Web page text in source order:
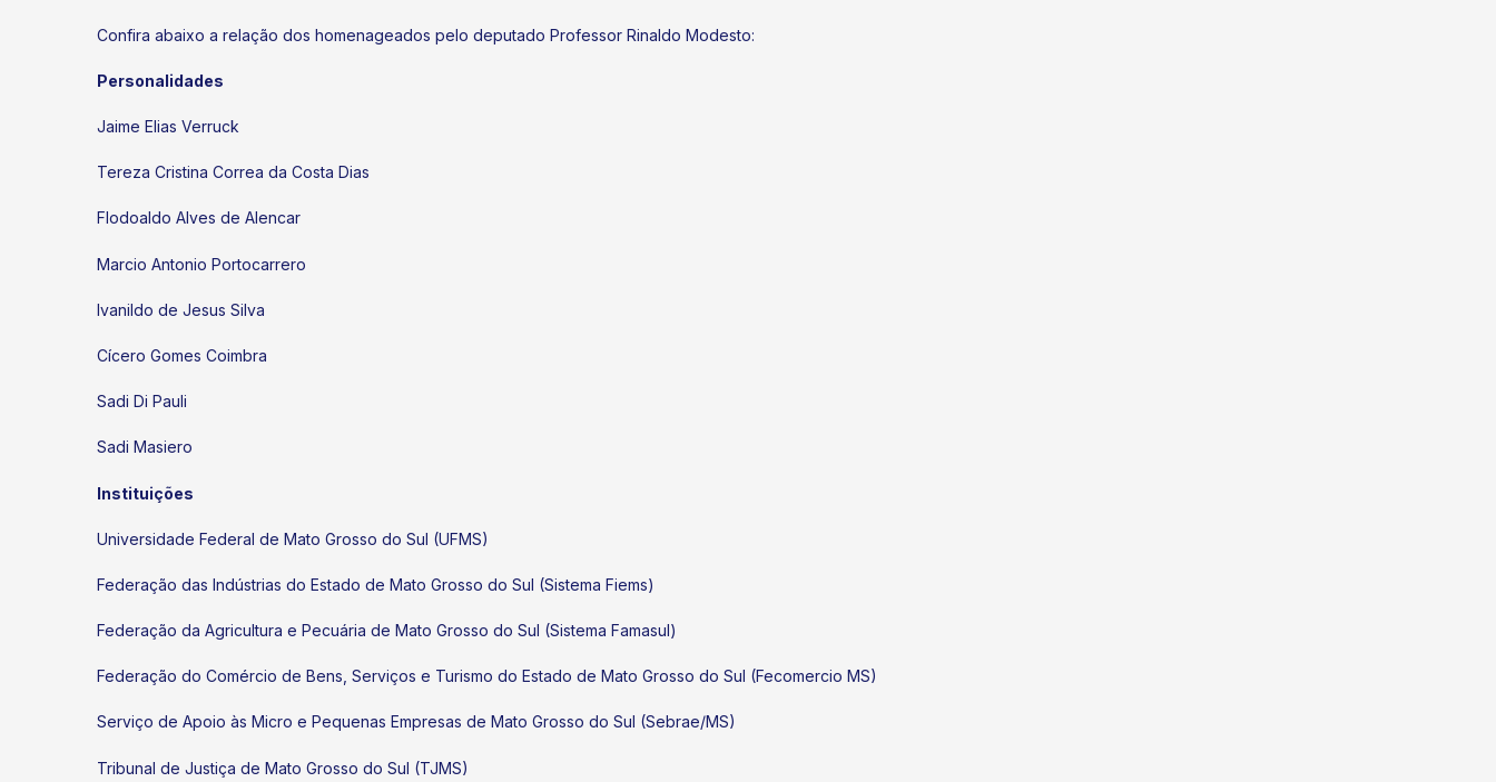
Confira abaixo a relação dos homenageados pelo deputado Professor Rinaldo Modesto:
Personalidades
Jaime Elias Verruck
Tereza Cristina Correa da Costa Dias
Flodoaldo Alves de Alencar
Marcio Antonio Portocarrero
Ivanildo de Jesus Silva
Cícero Gomes Coimbra
Sadi Di Pauli
Sadi Masiero
Instituições
Universidade Federal de Mato Grosso do Sul (UFMS)
Federação das Indústrias do Estado de Mato Grosso do Sul (Sistema Fiems)
Federação da Agricultura e Pecuária de Mato Grosso do Sul (Sistema Famasul)
Federação do Comércio de Bens, Serviços e Turismo do Estado de Mato Grosso do Sul (Fecomercio MS)
Serviço de Apoio às Micro e Pequenas Empresas de Mato Grosso do Sul (Sebrae/MS)
Tribunal de Justiça de Mato Grosso do Sul (TJMS)